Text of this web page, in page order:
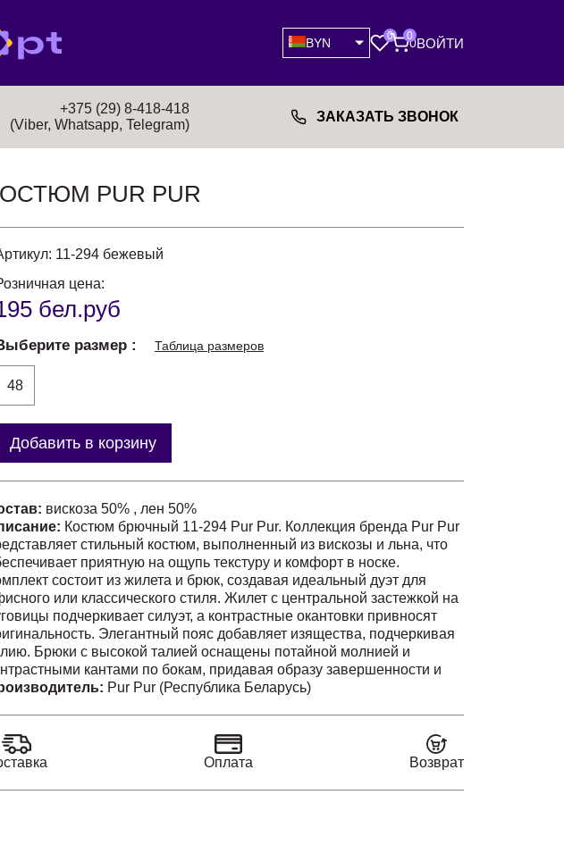
BYN
0 0
0ВОЙТИ
+375 (29) 8-418-418
(Viber, Whatsapp, Telegram)
ЗАКАЗАТЬ ЗВОНОК
PUR PUR
11-294 бежевый
цена:
бел.руб
размер Таблица размеров
48
Добавить в корзину
вискоза 50% , лен 50%
Костюм брючный 11-294 Pur Pur. Коллекция бренда Pur Pur
стильный костюм, выполненный из вискозы и льна, что
приятную на ощупь текстуру и комфорт в носке.
состоит из жилета и брюк, создавая идеальный дуэт для
или классического стиля. Жилет с центральной застежкой на
подчеркивает силуэт, а контрастные окантовки привносят
Элегантный пояс добавляет изящества, подчеркивая
Брюки с высокой талией оснащены потайной молнией и
кантами по бокам, придавая образу завершенности и
Летнее назначение костюма и бежевый цвет делают его
Pur Pur (Республика Беларусь)
Оплата Возврат